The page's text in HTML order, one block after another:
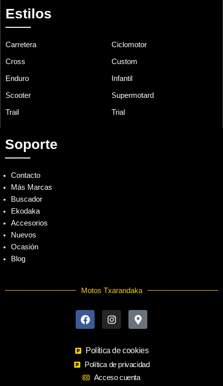
Estilos
Carretera Ciclomotor
Cross Custom
Enduro Infantil
Scooter Supermotard
Trail Trial
Soporte
Contacto
Más Marcas
Buscador
Ekodaka
Accesorios
Nuevos
Ocasión
Blog
Motos Txarandaka
a
c
o
o
k
n
s
g
r
a
m
a
p
a
r
k
e
Política de cookies
Política de privacidad
Acceso cuenta